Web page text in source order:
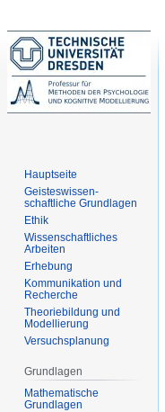
Hauptseite
Geisteswissen-
schaftliche Grundlagen
Ethik
Wissenschaftliches
Arbeiten
Erhebung
Kommunikation und
Recherche
Theoriebildung und
Modellierung
Versuchsplanung
Grundlagen
Mathematische
Grundlagen